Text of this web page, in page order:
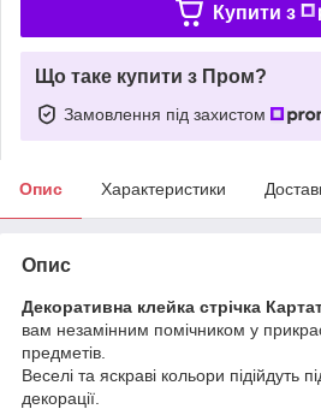
Купити з
Що таке купити з Пром?
Замовлення під захистом
Опис Характеристики
Опис
Декоративна клейка стрічка
вам незамінним помічником у
предметів.
Веселі та яскраві кольори підійдуть
декорації.